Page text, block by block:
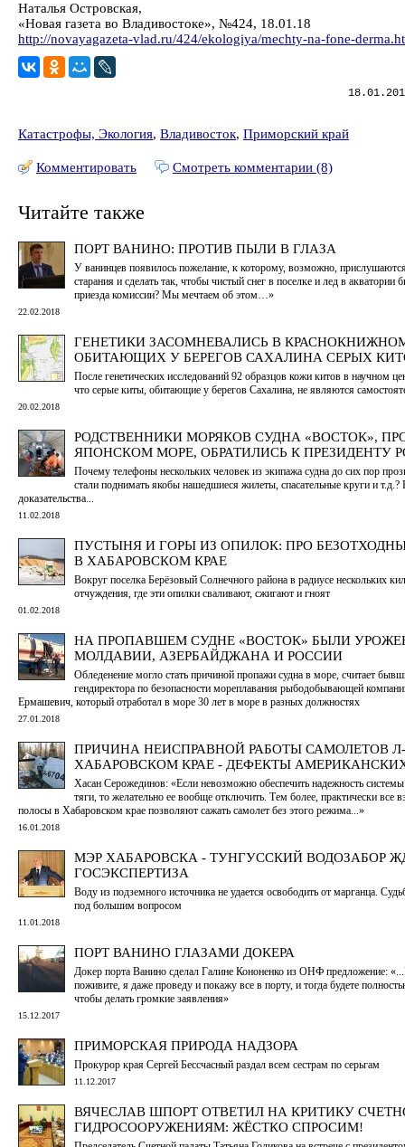
Наталья Островская,
«Новая газета во Владивостоке», №424, 18.01.18
http://novayagazeta-vlad.ru/424/ekologiya/mechty-na-fone-
Катастрофы, Экология, Владивосток, Приморский край
Комментировать Смотреть комментарии (8)
Читайте также
ПОРТ ВАНИНО: ПРОТИВ ПЫЛИ В ГЛАЗА
У ванинцев появилось пожелание, к которому, возможно,
старания и сделать так, чтобы чистый снег в поселке и лед в акватории
приезда комиссии? Мы мечтаем об этом…»
22.02.2018
ГЕНЕТИКИ ЗАСОМНЕВАЛИСЬ В
ОБИТАЮЩИХ У БЕРЕГОВ САХАЛИНА СЕРЫХ
После генетических исследований 92 образцов кожи китов в научном
что серые киты, обитающие у берегов Сахалина, не являются
20.02.2018
РОДСТВЕННИКИ МОРЯКОВ СУДНА «ВОСТОК»,
ЯПОНСКОМ МОРЕ, ОБРАТИЛИСЬ К ПРЕЗИДЕНТУ
Почему телефоны нескольких человек из экипажа судна до сих пор
стали поднимать якобы нашедшиеся жилеты, спасательные круги и т.д.?
доказательства...
11.02.2018
ПУСТЫНЯ И ГОРЫ ИЗ ОПИЛОК: ПРО
В ХАБАРОВСКОМ КРАЕ
Вокруг поселка Берёзовый Солнечного района в радиусе нескольких
отчуждения, где эти опилки сваливают, сжигают и гноят
01.02.2018
НА ПРОПАВШЕМ СУДНЕ «ВОСТОК» БЫЛИ
МОЛДАВИИ, АЗЕРБАЙДЖАНА И РОССИИ
Обледенение могло стать причиной пропажи судна в море, считает
гендиректора по безопасности мореплавания рыбодобывающей
Ермашевич, который отработал в море 30 лет в море в разных должностях
27.01.2018
ПРИЧИНА НЕИСПРАВНОЙ РАБОТЫ САМОЛЕТОВ Л-
ХАБАРОВСКОМ КРАЕ - ДЕФЕКТЫ
Хасан Серожединов: «Если невозможно обеспечить надежность
тяги, то желательно ее вообще отключить. Тем более, практически все
полосы в Хабаровском крае позволяют сажать самолет без этого режима...»
16.01.2018
МЭР ХАБАРОВСКА - ТУНГУССКИЙ ВОДОЗАБОР
ГОСЭКСПЕРТИЗА
Воду из подземного источника не удается освободить от марганца.
под большим вопросом
11.01.2018
ПОРТ ВАНИНО ГЛАЗАМИ ДОКЕРА
Докер порта Ванино сделал Галине Кононенко из ОНФ предложение:
поживите, я даже проведу и покажу все в порту, и тогда будете
чтобы делать громкие заявления»
15.12.2017
ПРИМОРСКАЯ ПРИРОДА НАДЗОРА
Прокурор края Сергей Бессчасный раздал всем сестрам по серьгам
11.12.2017
ВЯЧЕСЛАВ ШПОРТ ОТВЕТИЛ НА КРИТИКУ
ГИДРОСООРУЖЕНИЯМ: ЖЁСТКО СПРОСИМ!